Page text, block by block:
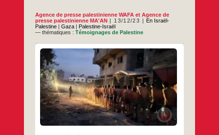
Agence de presse palestinienne WAFA etAgence de
presse palestinienne MA'AN
13/12/23
En Israël-
Palestine |Gaza | Palestine-Israël
— thématiques :Témoignages de Palestine
Traduction J et D